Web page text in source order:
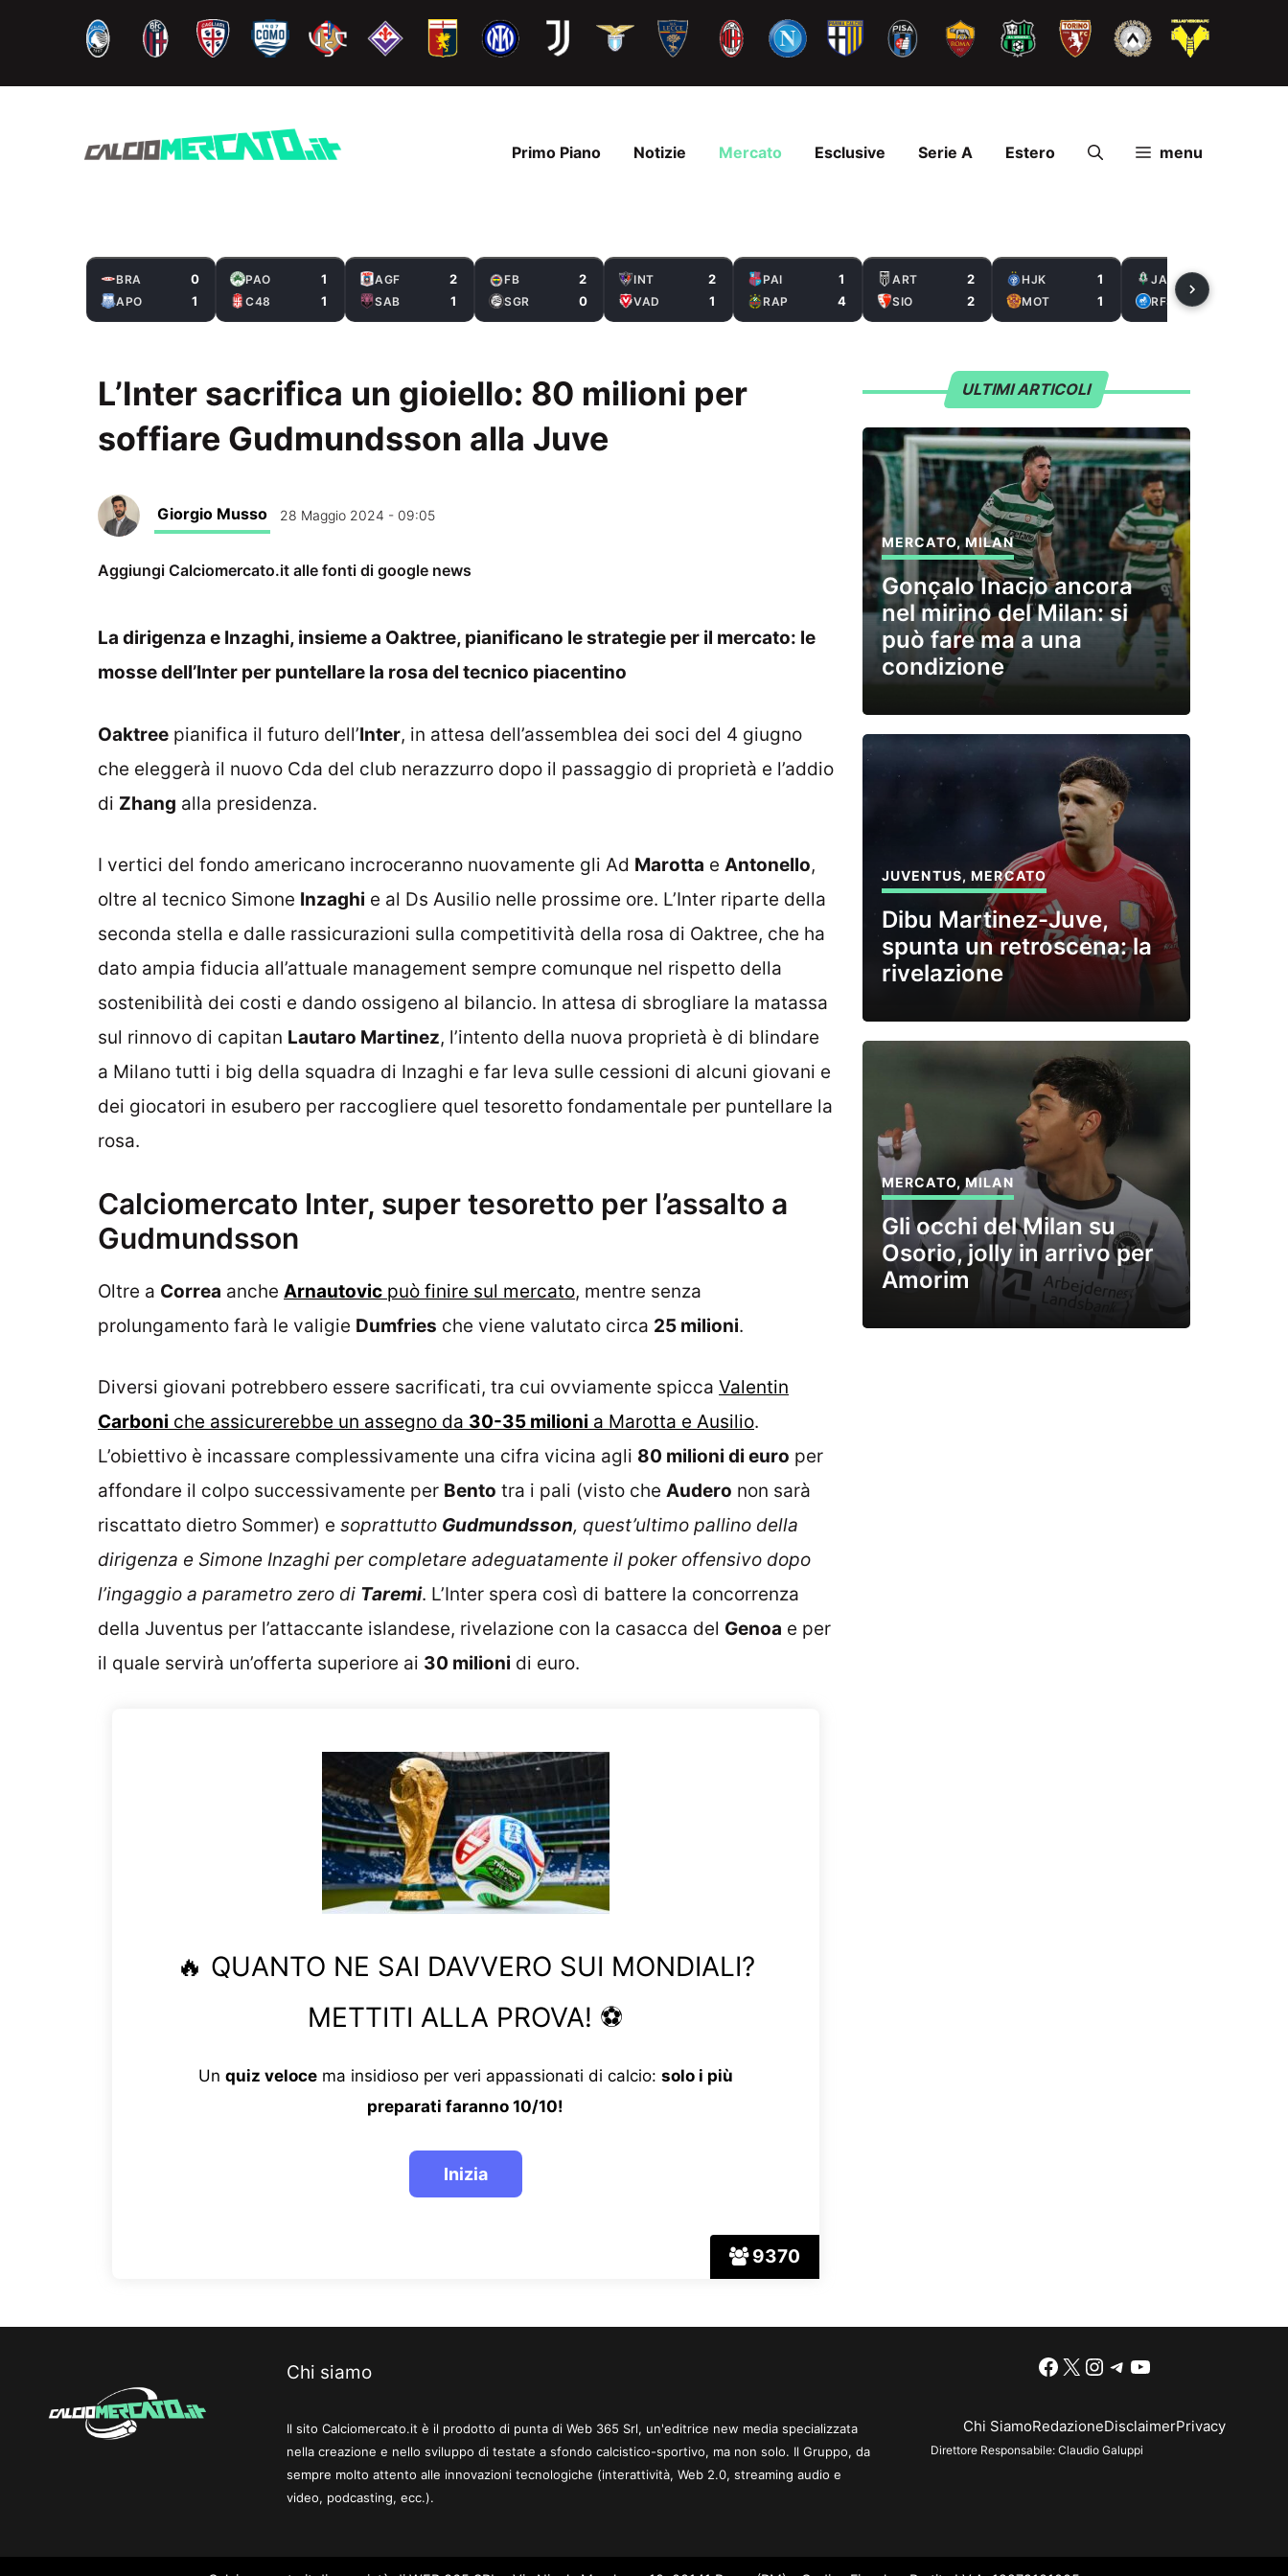
contenuto
Primo Piano Notizie Mercato Esclusive Serie A Estero menu
BRA 0
APO 1
PAO 1
C48 1
AGF 2
SAB 1
FB 2
SGR 0
INT 2
VAD 1
PAI 1
RAP 4
ART 2
SIO 2
HJK 1
MOT 1
JAB
RFS
L’Inter sacrifica un gioiello: 80 milioni per
soffiare Gudmundsson alla Juve
Giorgio Musso 28 Maggio 2024 - 09:05
Aggiungi Calciomercato.it alle fonti di google news
La dirigenza e Inzaghi, insieme a Oaktree, pianificano le strategie per il mercato: le
mosse dell’Inter per puntellare la rosa del tecnico piacentino
Oaktree pianifica il futuro dell’Inter, in attesa dell’assemblea dei soci del 4 giugno
che eleggerà il nuovo Cda del club nerazzurro dopo il passaggio di proprietà e l’addio
di Zhang alla presidenza.
I vertici del fondo americano incroceranno nuovamente gli Ad Marotta e Antonello,
oltre al tecnico Simone Inzaghi e al Ds Ausilio nelle prossime ore. L’Inter riparte della
seconda stella e dalle rassicurazioni sulla competitività della rosa di Oaktree, che ha
dato ampia fiducia all’attuale management sempre comunque nel rispetto della
sostenibilità dei costi e dando ossigeno al bilancio. In attesa di sbrogliare la matassa
sul rinnovo di capitan Lautaro Martinez, l’intento della nuova proprietà è di blindare
a Milano tutti i big della squadra di Inzaghi e far leva sulle cessioni di alcuni giovani e
dei giocatori in esubero per raccogliere quel tesoretto fondamentale per puntellare la
rosa.
Calciomercato Inter, super tesoretto per l’assalto a
Gudmundsson
Oltre a Correa anche Arnautovic può finire sul mercato, mentre senza
prolungamento farà le valigie Dumfries che viene valutato circa 25 milioni.
Diversi giovani potrebbero essere sacrificati, tra cui ovviamente spicca Valentin
Carboni che assicurerebbe un assegno da 30-35 milioni a Marotta e Ausilio.
L’obiettivo è incassare complessivamente una cifra vicina agli 80 milioni di euro per
affondare il colpo successivamente per Bento tra i pali (visto che Audero non sarà
riscattato dietro Sommer) e soprattutto Gudmundsson, quest’ultimo pallino della
dirigenza e Simone Inzaghi per completare adeguatamente il poker offensivo dopo
l’ingaggio a parametro zero di Taremi. L’Inter spera così di battere la concorrenza
della Juventus per l’attaccante islandese, rivelazione con la casacca del Genoa e per
il quale servirà un’offerta superiore ai 30 milioni di euro.
9370
🔥 QUANTO NE SAI DAVVERO SUI MONDIALI?
METTITI ALLA PROVA! ⚽
Un quiz velocema insidioso per veri appassionati di calcio: solo i più
preparati faranno 10/10!
ULTIMI ARTICOLI
MERCATO,MILAN
Gonçalo Inacio ancora
nel mirino del Milan: si
può fare ma a una
condizione
JUVENTUS,MERCATO
Dibu Martinez-Juve,
spunta un retroscena: la
rivelazione
MERCATO,MILAN
Gli occhi del Milan su
Osorio, jolly in arrivo per
Amorim
Chi siamo
Il sito Calciomercato.it è il prodotto di punta di Web 365 Srl, un'editrice new media specializzata
nella creazione e nello sviluppo di testate a sfondo calcistico-sportivo, ma non solo. Il Gruppo, da
sempre molto attento alle innovazioni tecnologiche (interattività, Web 2.0, streaming audio e
video, podcasting, ecc.).
Facebook
X Instagram
Telegram
YouTube
Chi SiamoRedazioneDisclaimerPrivacy
Direttore Responsabile: Claudio Galuppi